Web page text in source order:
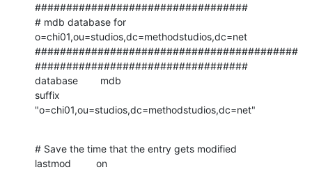
##################################
# mdb database for
o=chi01,ou=studios,dc=methodstudios,dc=net
##########################################
##################################
database        mdb
suffix
"o=chi01,ou=studios,dc=methodstudios,dc=net"
# Save the time that the entry gets modified
lastmod         on